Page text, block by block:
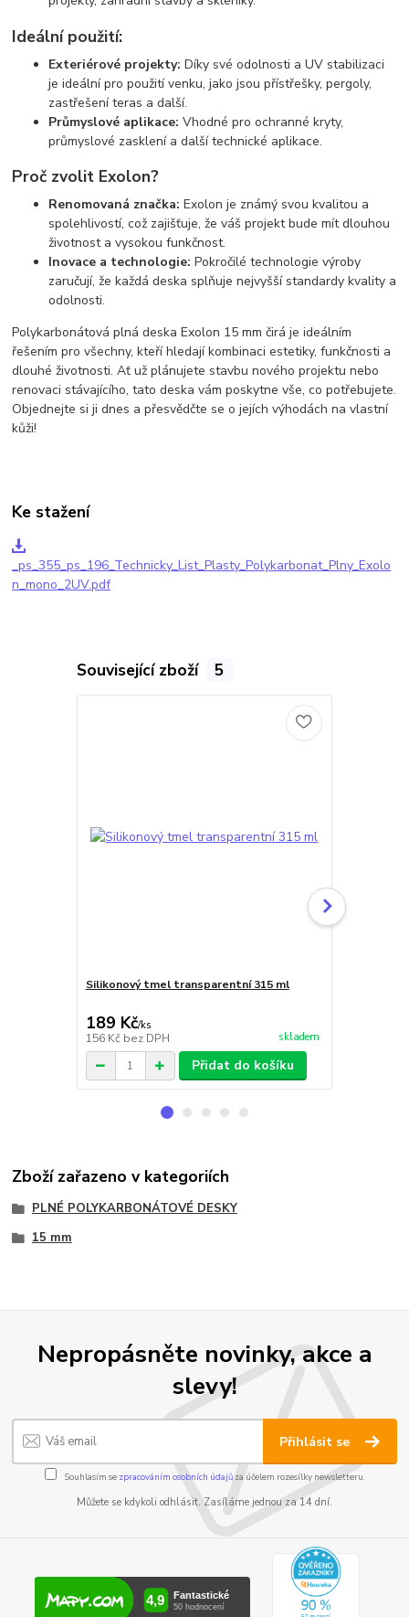
Ideální použití:
Exteriérové projekty: Díky své odolnosti a UV stabilizaci
je ideální pro použití venku, jako jsou přístřešky, pergoly,
zastřešení teras a další.
Průmyslové aplikace: Vhodné pro ochranné kryty,
průmyslové zasklení a další technické aplikace.
Proč zvolit Exolon?
Renomovaná značka: Exolon je známý svou kvalitou a
spolehlivostí, což zajišťuje, že váš projekt bude mít dlouhou
životnost a vysokou funkčnost.
Inovace a technologie: Pokročilé technologie výroby
zaručují, že každá deska splňuje nejvyšší standardy kvality a
odolnosti.
Polykarbonátová plná deska Exolon 15 mm čirá je ideálním
řešením pro všechny, kteří hledají kombinaci estetiky, funkčnosti a
dlouhé životnosti. Ať už plánujete stavbu nového projektu nebo
renovaci stávajícího, tato deska vám poskytne vše, co potřebujete.
Objednejte si ji dnes a přesvědčte se o jejích výhodách na vlastní
kůži!
Ke stažení
_ps_355_ps_196_Technicky_List_Plasty_Polykarbonat_Plny_Exolo
n_mono_2UV.pdf
Související zboží 5
Silikonový tmel transparentní 315 ml
189 Kč/ks
156 Kč bez DPH skladem
Přidat do košíku
Zboží zařazeno v kategoriích
PLNÉ POLYKARBONÁTOVÉ DESKY
15 mm
Nepropásněte novinky, akce a
slevy!
Přihlásit se
Souhlasím se zpracováním osobních údajůza účelem rozesílky newsletteru.
Můžete se kdykoli odhlásit. Zasíláme jednou za 14 dní.